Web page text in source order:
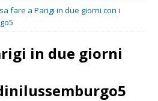
fare a Parigi in due giorni con i
in due giorni